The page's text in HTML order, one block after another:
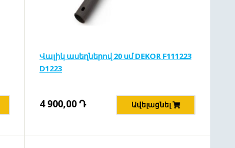
Վալիկ ասեղներով 20 սմ DEKOR F111223
D1223
4 900,00Դ Ավելացնել